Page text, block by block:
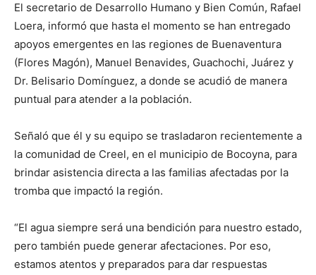
El secretario de Desarrollo Humano y Bien Común, Rafael
Loera, informó que hasta el momento se han entregado
apoyos emergentes en las regiones de Buenaventura
(Flores Magón), Manuel Benavides, Guachochi, Juárez y
Dr. Belisario Domínguez, a donde se acudió de manera
puntual para atender a la población.
Señaló que él y su equipo se trasladaron recientemente a
la comunidad de Creel, en el municipio de Bocoyna, para
brindar asistencia directa a las familias afectadas por la
tromba que impactó la región.
“El agua siempre será una bendición para nuestro estado,
pero también puede generar afectaciones. Por eso,
estamos atentos y preparados para dar respuestas